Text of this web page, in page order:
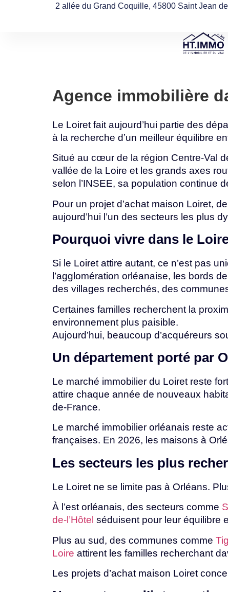
2 allée du Grand Coquille, 45800 Saint Jean
Agence immobilière
Le Loiret fait aujourd’hui partie des
à la recherche d’un meilleur équilibre
Situé au cœur de la région Centre-Val
vallée de la Loire et les grands axes
selon l’INSEE, sa population continue
Pour un projet d’achat maison Loiret,
aujourd’hui l’un des secteurs les plus
Pourquoi vivre dans le
Si le Loiret attire autant, ce n’est pas
l’agglomération orléanaise, les bords
des villages recherchés, des
Certaines familles recherchent la
environnement plus paisible.
Aujourd’hui, beaucoup d’acquéreurs
Un département porté par
Le marché immobilier du Loiret reste
attire chaque année de nouveaux
de-France.
Le marché immobilier orléanais reste
françaises. En 2026, les maisons à
Les secteurs les plus
Le Loiret ne se limite pas à Orléans.
À l’est orléanais, des secteurs comme
de-l’Hôtel séduisent pour leur équilibre
Plus au sud, des communes comme
Loire attirent les familles recherchant
Les projets d’achat maison Loiret